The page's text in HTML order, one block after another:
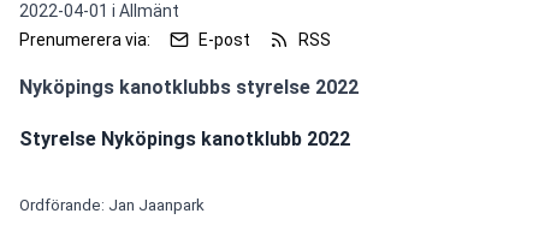
2022-04-01 i Allmänt
Prenumerera via:
E-post RSS
Nyköpings kanotklubbs styrelse 2022
Styrelse Nyköpings kanotklubb 2022
Ordförande: Jan Jaanpark